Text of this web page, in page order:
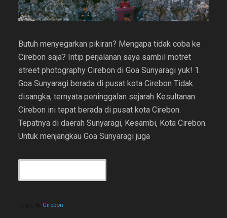
Butuh menyegarkan pikiran? Mengapa tidak coba ke
Cirebon saja? Intip perjalanan saya sambil motret
street photography Cirebon di Goa Sunyaragi yuk! 1.
Goa Sunyaragi berada di pusat kota Cirebon Tidak
disangka, ternyata peninggalan sejarah Kesultanan
Cirebon ini tepat berada di pusat kota Cirebon.
Tepatnya di daerah Sunyaragi, Kesambi, Kota Cirebon.
Untuk menjangkau Goa Sunyaragi juga
PHOTOGRAPHY
Cirebon